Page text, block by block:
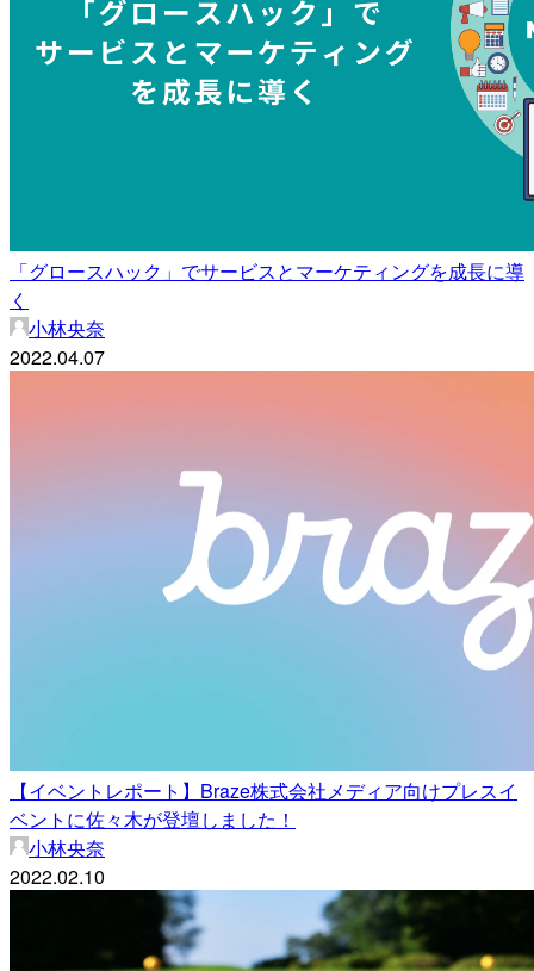
「グロースハック」でサービスとマーケティングを成長に導
く
小林央奈
2022.04.07
【イベントレポート】Braze株式会社メディア向けプレスイ
ベントに佐々木が登壇しました！
小林央奈
2022.02.10